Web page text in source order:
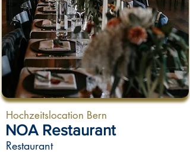
Hochzeitslocation Bern
NOA Restaurant
Restaurant